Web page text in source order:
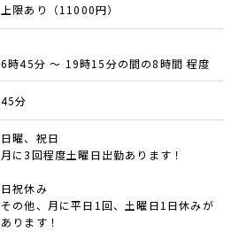
上限あり（11000円）
6時45分 ～ 19時15分の間の8時間 程度
45分
日曜、祝日
月に3回程度土曜日出勤あります！
日祝休み
その他、月に平日1回、土曜日1日休みが
あります！